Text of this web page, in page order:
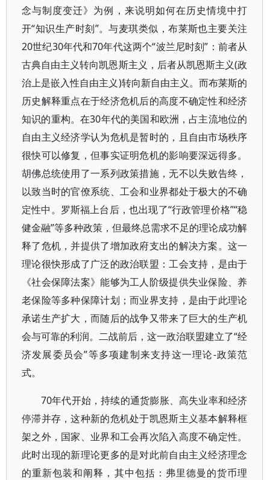
念与制度变迁》为例，来说明如何在历史情境中打
开“知识生产时刻”。与麦琪类似，布莱斯也主要关注
20世纪30年代和70年代这两个“波兰尼时刻”：前者从
古典自由主义转向凯恩斯主义，后者从凯恩斯主义(政
治上是嵌入性自由主义)转向新自由主义。而布莱斯的
历史解释重点在于经济危机后的高度不确定性和经济
知识的重构。在30年代的美国和欧洲，占主流地位的
自由主义经济学认为危机是暂时的，且自由市场秩序
很快可以修复，但事实证明危机的影响要深远得多。
胡佛总统使用了一系列政策措施，无不以失败告终，
以致当时的官僚系统、工会和业界都处于极大的不确
定性中。罗斯福上台后，也出现了“行政管理价格”“稳
健金融”等多种政策，但最终总需求不足的理论成功解
释了危机，并提供了增加政府支出的解决方案。这一
理论很快形成了广泛的政治联盟：工会支持，是由于
《社会保障法案》能够为工人阶级提供失业保险、养
老保险等多种保障计划；而业界支持，是由于此理论
承诺生产扩大，而随后的战争又带来了巨大的生产机
会与可靠的利润。二战前后，这一政治联盟建立了“经
济发展委员会”等多项建制来支持这一理论-政策范
式。
70年代开始，持续的通货膨胀、高失业率和经济
停滞并存，这种新的危机处于凯恩斯主义基本解释框
架之外，国家、业界和工会再次陷入高度不确定性。
此时出现的新理论更多的是对此前自由主义经济理念
的重新包装和阐释，其中包括：弗里德曼的货币理